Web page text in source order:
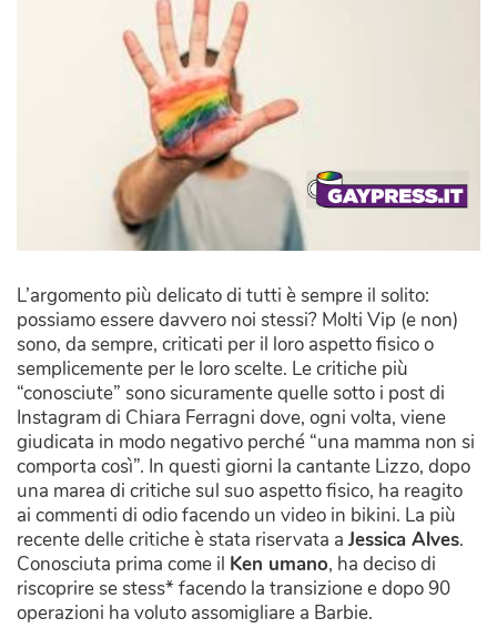
L’argomento più delicato di tutti è sempre il solito:
possiamo essere davvero noi stessi? Molti Vip (e non)
sono, da sempre, criticati per il loro aspetto fisico o
semplicemente per le loro scelte. Le critiche più
“conosciute” sono sicuramente quelle sotto i post di
Instagram di Chiara Ferragni dove, ogni volta, viene
giudicata in modo negativo perché “una mamma non si
comporta così”. In questi giorni la cantante Lizzo, dopo
una marea di critiche sul suo aspetto fisico, ha reagito
ai commenti di odio facendo un video in bikini. La più
recente delle critiche è stata riservata a Jessica Alves.
Conosciuta prima come il Ken umano, ha deciso di
riscoprire se stess* facendo la transizione e dopo 90
operazioni ha voluto assomigliare a Barbie.